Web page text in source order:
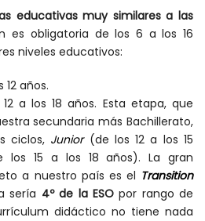
educativas muy similares a las
es obligatoria de los 6 a los 16
niveles educativos:
años.
a los 18 años. Esta etapa, que
secundaria más Bachillerato,
ciclos, Junior(de los 12 a los 15
15 a los 18 años). La gran
a nuestro país es el Transition
sería 4º de la ESOpor rango de
didáctico no tiene nada